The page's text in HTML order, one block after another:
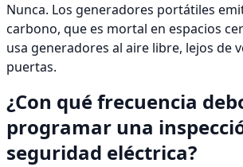
Nunca. Los generadores portátiles
carbono, que es mortal en espacios
usa generadores al aire libre, lejos de
puertas.
¿Con qué frecuencia
programar una
seguridad eléctrica?